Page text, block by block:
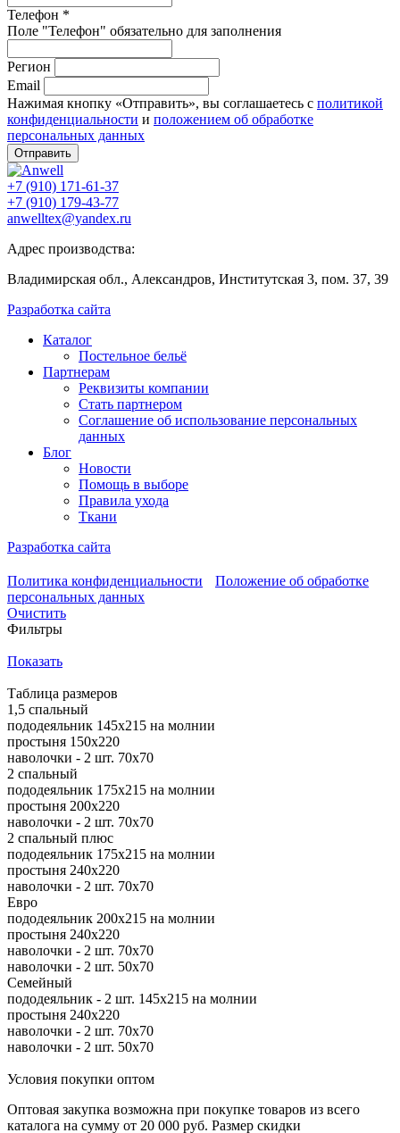
Телефон *
Поле "Телефон" обязательно для заполнения
Регион
Email
Нажимая кнопку «Отправить», вы соглашаетесь с политикой
конфиденциальности и положением об обработке
персональных данных
Отправить
+7 (910) 171-61-37
+7 (910) 179-43-77
anwelltex@yandex.ru
Адрес производства:
Владимирская обл., Александров, Институтская 3, пом. 37, 39
Разработка сайта
Каталог
Постельное бельё
Партнерам
Реквизиты компании
Стать партнером
Соглашение об использование персональных
данных
Блог
Новости
Помощь в выборе
Правила ухода
Ткани
Разработка сайта
Политика конфиденциальности
Положение об обработке
персональных данных
Очистить
Фильтры
Показать
Таблица размеров
1,5 спальный
пододеяльник 145х215 на молнии
простыня 150х220
наволочки - 2 шт. 70х70
2 спальный
пододеяльник 175х215 на молнии
простыня 200х220
наволочки - 2 шт. 70х70
2 спальный плюс
пододеяльник 175х215 на молнии
простыня 240х220
наволочки - 2 шт. 70х70
Евро
пододеяльник 200х215 на молнии
простыня 240х220
наволочки - 2 шт. 70х70
наволочки - 2 шт. 50х70
Семейный
пододеяльник - 2 шт. 145х215 на молнии
простыня 240х220
наволочки - 2 шт. 70х70
наволочки - 2 шт. 50х70
Условия покупки оптом
Оптовая закупка возможна при покупке товаров из всего
каталога на сумму от 20 000 руб. Размер скидки